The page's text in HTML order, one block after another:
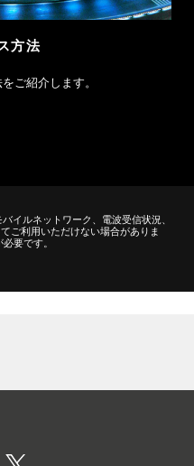
方法
ご紹介します。
イルネットワーク、電波受信状況、
ご利用いただけない場合がありま
要です。